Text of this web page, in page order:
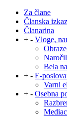
Za člane
Članska
Članarina
+ - Vloge,
Bela
+ - E-
Varni
+ - Osebna